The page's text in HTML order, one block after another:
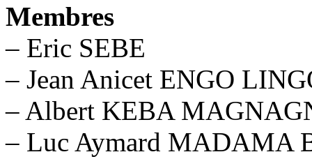
Membres
– Eric SEBE
– Jean Anicet ENGO
– Albert KEBA
– Luc Aymard MADAMA